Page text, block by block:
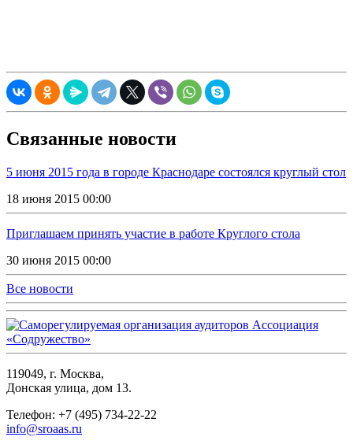
Связанные новости
5 июня 2015 года в городе Краснодаре состоялся круглый стол
18 июня 2015 00:00
Приглашаем принять участие в работе Круглого стола
30 июня 2015 00:00
Все новости
119049, г. Москва,
Донская улица, дом 13.
Телефон: +7 (495) 734-22-22
info@sroaas.ru